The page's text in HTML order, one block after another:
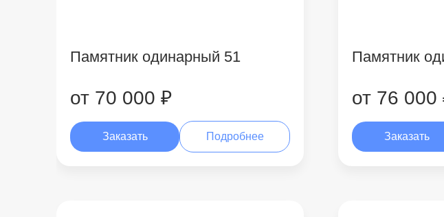
Памятник одинарный 51
от 70 000 ₽
Заказать Подробнее
Памятник
от 76 000
Заказать